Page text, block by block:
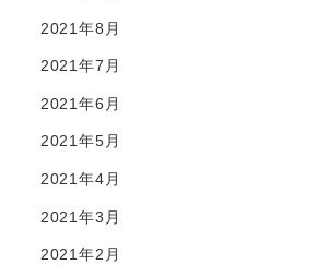
2021年8月
2021年7月
2021年6月
2021年5月
2021年4月
2021年3月
2021年2月